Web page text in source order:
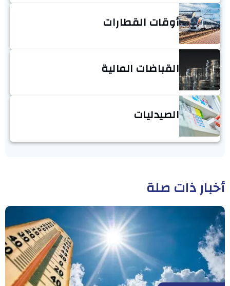
أوقات القطارات
القباضات المالية
الصيدليات
أخبار ذات صلة